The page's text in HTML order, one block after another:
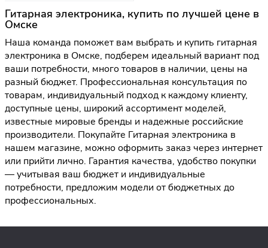
Гитарная электроника, купить по лучшей цене в
Омске
Наша команда поможет вам выбрать и купить гитарная
электроника в Омске, подберем идеальный вариант под
ваши потребности, много товаров в наличии, цены на
разный бюджет. Профессиональная консультация по
товарам, индивидуальный подход к каждому клиенту,
доступные цены, широкий ассортимент моделей,
известные мировые бренды и надежные российские
производители. Покупайте Гитарная электроника в
нашем магазине, можно оформить заказ через интернет
или прийти лично. Гарантия качества, удобство покупки
— учитывая ваш бюджет и индивидуальные
потребности, предложим модели от бюджетных до
профессиональных.